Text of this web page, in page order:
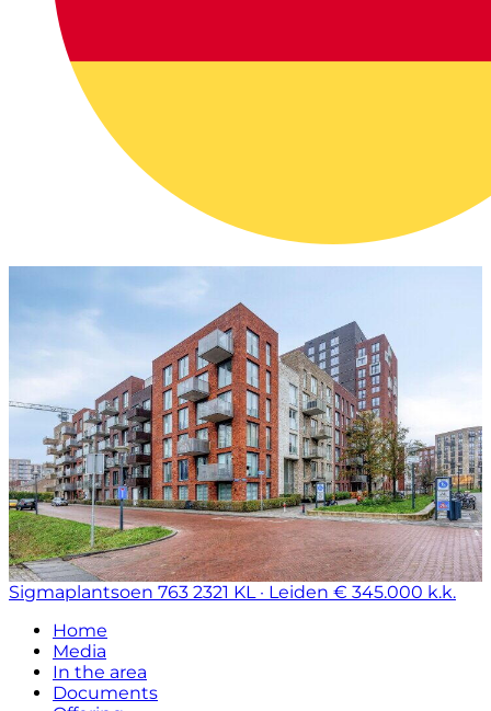
Sigmaplantsoen 763 2321 KL · Leiden € 345.000 k.k.
Home
Media
In the area
Documents